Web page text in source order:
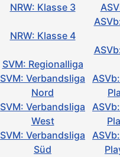
NRW: Klasse 3
NRW: Klasse 4
SVM: Regionalliga
SVM: Verbandsliga
Nord
SVM: Verbandsliga
West
SVM: Verbandsliga
Süd